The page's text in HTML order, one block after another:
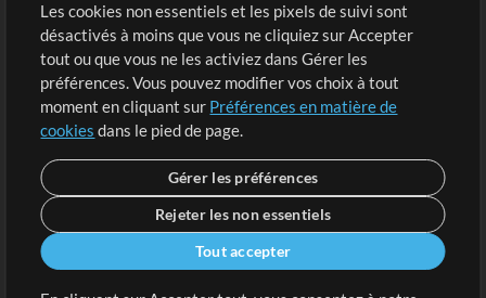
Extras
Sessions
Soumettre votre contenu
Listes de lecture
Conférence MT
Les cookies non essentiels et les pixels de suivi sont
désactivés à moins que vous ne cliquiez sur Accepter
tout ou que vous ne les activiez dans Gérer les
préférences. Vous pouvez modifier vos choix à tout
moment en cliquant sur Préférences en matière de
cookies dans le pied de page.
Gérer les préférences
Rejeter les non essentiels
Tout accepter